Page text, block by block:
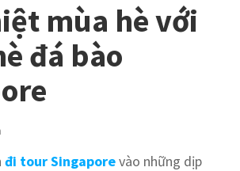
mùa hè với
đá bào
đi tour Singaporevào những dịp